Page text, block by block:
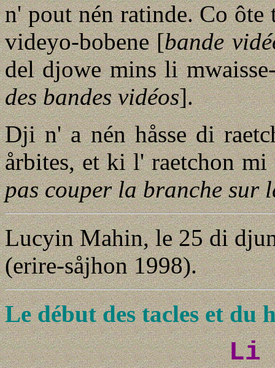
n' pout nén ratinde. Co
videyo-bobene [bande
del djowe mins li
des bandes vidéos].
Dji n' a nén håsse di
årbites, et ki l' raetchon
pas couper la branche sur
Lucyin Mahin, le 25 di
(erire-såjhon 1998).
Le début des tacles et du
Li